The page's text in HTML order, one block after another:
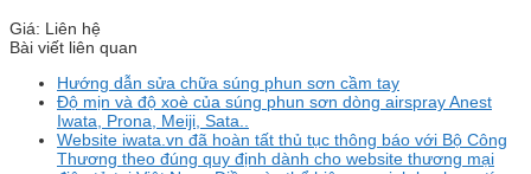
Giá: Liên hệ
Bài viết liên quan
Hướng dẫn sửa chữa súng phun sơn cầm tay
Độ mịn và độ xoè của súng phun sơn dòng airspray Anest
Iwata, Prona, Meiji, Sata..
Website iwata.vn đã hoàn tất thủ tục thông báo với Bộ Công
Thương theo đúng quy định dành cho website thương mại